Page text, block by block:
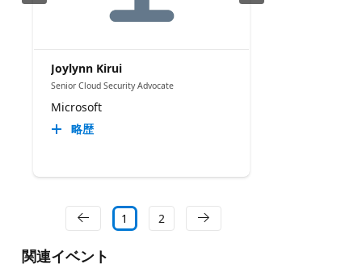
Joylynn Kirui
Senior Cloud Security Advocate
Microsoft
略歴
1 2
関連イベント